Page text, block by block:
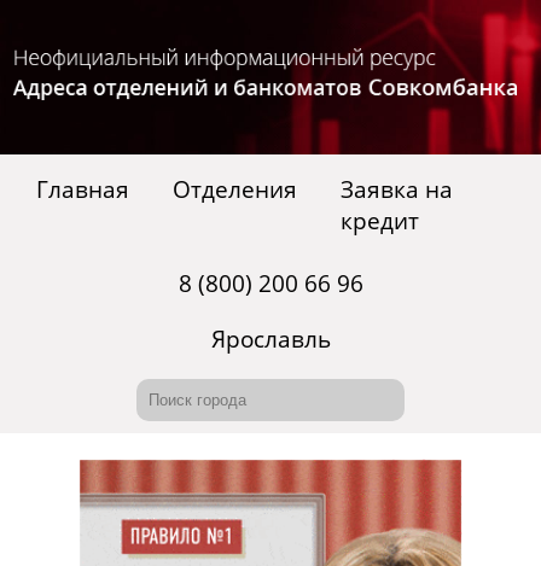
Главная Отделения
Заявка на
кредит
8 (800) 200 66 96
Ярославль